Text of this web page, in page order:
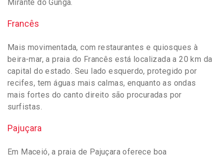
Mirante do Gunga.
Francês
Mais movimentada, com restaurantes e quiosques à
beira-mar, a praia do Francês está localizada a 20 km da
capital do estado. Seu lado esquerdo, protegido por
recifes, tem águas mais calmas, enquanto as ondas
mais fortes do canto direito são procuradas por
surfistas.
Pajuçara
Em Maceió, a praia de Pajuçara oferece boa